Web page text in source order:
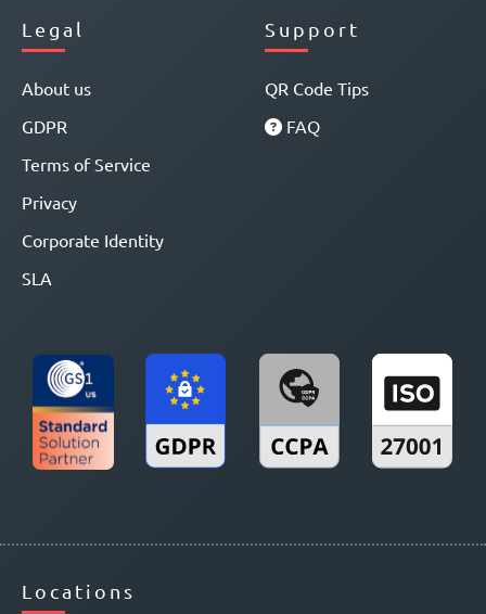
Legal
About us
GDPR
Terms of Service
Privacy
Corporate Identity
SLA
Support
QR Code Tips
FAQ
Locations